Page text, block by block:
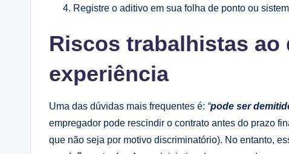
Registre o aditivo em sua folha de ponto ou
Riscos trabalhistas
experiência
Uma das dúvidas mais frequentes é: “pode ser
empregador pode rescindir o contrato antes do prazo
que não seja por motivo discriminatório). No entanto,